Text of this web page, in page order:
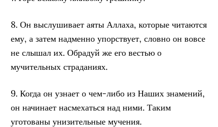
8. Он выслушивает аяты Аллаха, которые читаются
ему, а затем надменно упорствует, словно он вовсе
не слышал их. Обрадуй же его вестью о
мучительных страданиях.
9. Когда он узнает о чем-либо из Наших знамений,
он начинает насмехаться над ними. Таким
уготованы унизительные мучения.